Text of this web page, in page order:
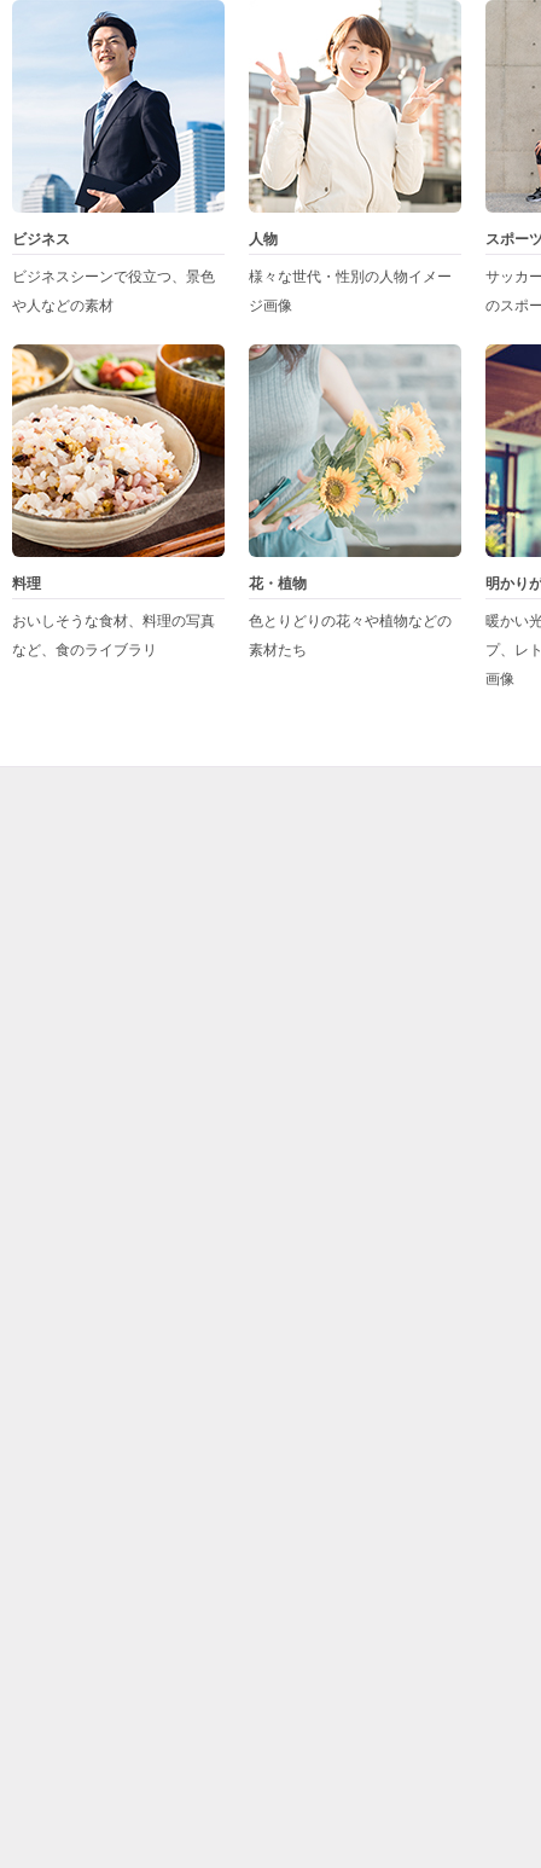
ビジネス
ビジネスシーンで役立つ、景色
や人などの素材
人物
様々な世代・性別の人物イメー
ジ画像
スポー
サッカ
のスポ
料理
おいしそうな食材、料理の写真
など、食のライブラリ
花・植物
色とりどりの花々や植物などの
素材たち
明かり
暖かい
プ、レ
画像